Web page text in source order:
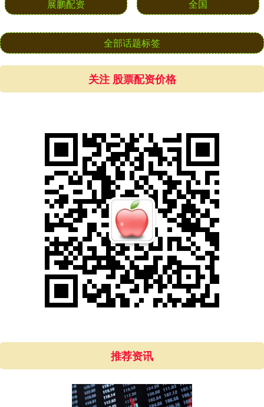
展鹏配资 全国
全部话题标签
关注 股票配资价格
推荐资讯